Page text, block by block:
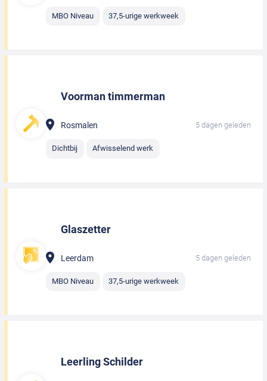
MBO Niveau 37,5-urige werkweek
Voorman timmerman
Rosmalen 5 dagen geleden
Dichtbij Afwisselend werk
Glaszetter
Leerdam 5 dagen geleden
MBO Niveau 37,5-urige werkweek
Leerling Schilder